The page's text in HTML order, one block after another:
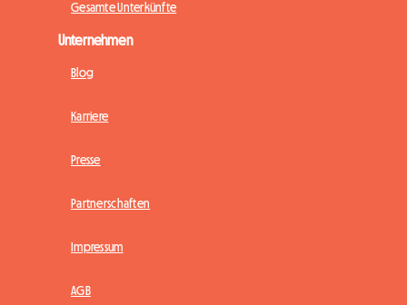
Gesamte Unterkünfte
Unternehmen
Blog
Karriere
Presse
Partnerschaften
Impressum
AGB